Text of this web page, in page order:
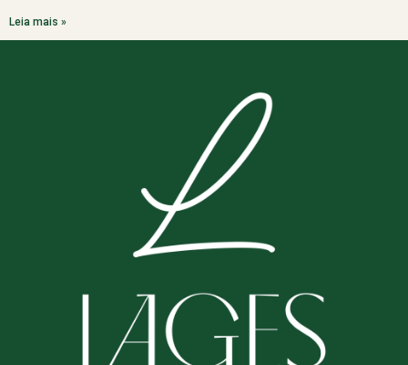
Leia mais »